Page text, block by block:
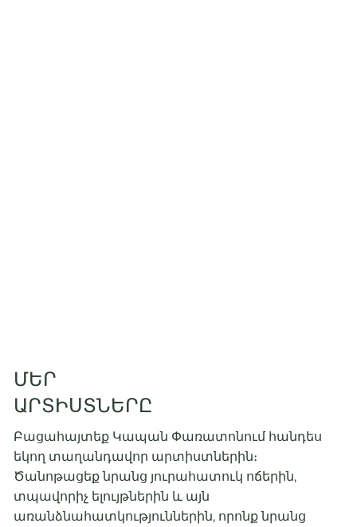
ՄԵՐ
ԱՐՏԻՍՏՆԵՐԸ
Բացահայտեք Կապան Փառատոնում հանդես
եկող տաղանդավոր արտիստներին։
Ծանոթացեք նրանց յուրահատուկ ոճերին,
տպավորիչ ելույթներին և այն
առանձնահատկություններին, որոնք նրանց